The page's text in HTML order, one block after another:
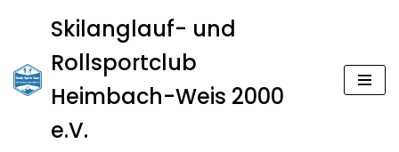
Inhalt
springen
Skilanglauf- und
Rollsportclub
Heimbach-Weis 2000
e.V.